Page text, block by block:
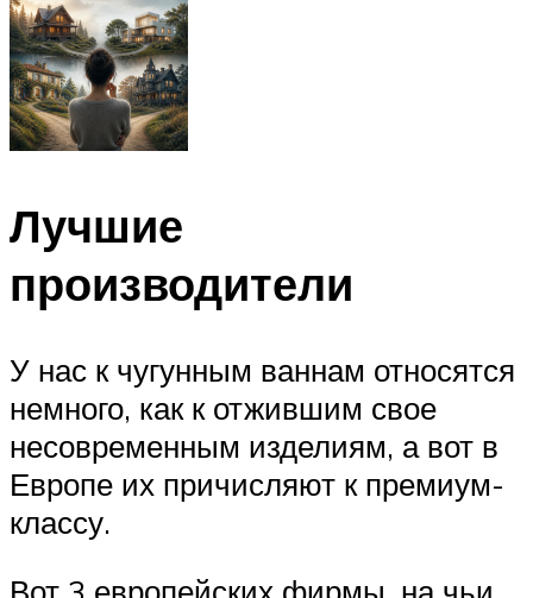
Лучшие
производители
У нас к чугунным ваннам относятся
немного, как к отжившим свое
несовременным изделиям, а вот в
Европе их причисляют к премиум-
классу.
Вот 3 европейских фирмы, на чьи